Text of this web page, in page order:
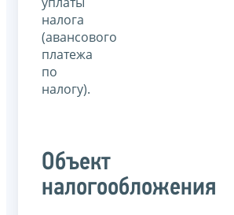
налога
(авансового
платежа
по
налогу).
Объект
налогообложения